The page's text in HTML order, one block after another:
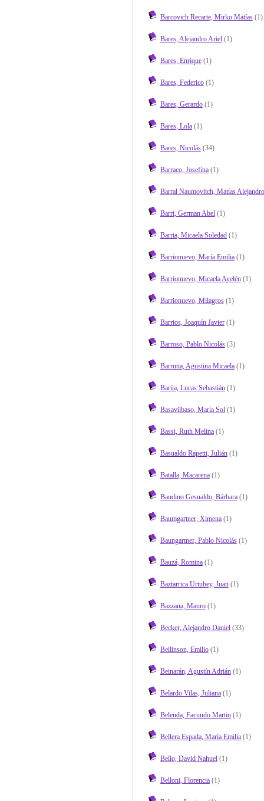
Barcovich Recarte, Mirko Matías(1)
Bares, Alejandro Ariel(1)
Bares, Enrique(1)
Bares, Federico(1)
Bares, Gerardo(1)
Bares, Lola(1)
Bares, Nicolás(34)
Barraco, Josefina(1)
Barral Naumovitch, Matías Alejandro
Barri, German Abel(1)
Barria, Micaela Soledad(1)
Barrionuevo, María Emilia(1)
Barrionuevo, Micaela Ayelén(1)
Barrionuevo, Milagros(1)
Barrios, Joaquín Javier(1)
Barroso, Pablo Nicolás(3)
Barrutia, Agustina Micaela(1)
Barúa, Lucas Sebastián(1)
Basavilbaso, María Sol(1)
Bassi, Ruth Melina(1)
Basualdo Rapetti, Julián(1)
Batalla, Macarena(1)
Baudino Gesualdo, Bárbara(1)
Baumgartner, Ximena(1)
Baungartner, Pablo Nicolás(1)
Bauzá, Romina(1)
Baztarrica Urtubey, Juan(1)
Bazzana, Mauro(1)
Becker, Alejandro Daniel(33)
Beilinson, Emilio(1)
Beinarán, Agustín Adrián(1)
Belardo Vilas, Juliana(1)
Belenda, Facundo Martin(1)
Bellera Espada, María Emilia(1)
Bello, David Nahuel(1)
Belloni, Florencia(1)